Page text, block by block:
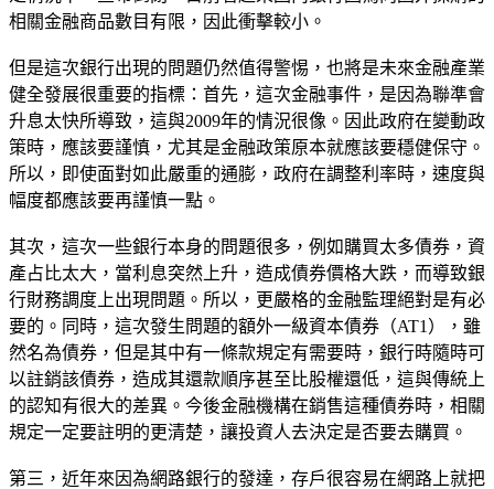
相關金融商品數目有限，因此衝擊較小。
但是這次銀行出現的問題仍然值得警惕，也將是未來金融產業
健全發展很重要的指標：首先，這次金融事件，是因為聯準會
升息太快所導致，這與2009年的情況很像。因此政府在變動政
策時，應該要謹慎，尤其是金融政策原本就應該要穩健保守。
所以，即使面對如此嚴重的通膨，政府在調整利率時，速度與
幅度都應該要再謹慎一點。
其次，這次一些銀行本身的問題很多，例如購買太多債券，資
產占比太大，當利息突然上升，造成債券價格大跌，而導致銀
行財務調度上出現問題。所以，更嚴格的金融監理絕對是有必
要的。同時，這次發生問題的額外一級資本債券（AT1），雖
然名為債券，但是其中有一條款規定有需要時，銀行時隨時可
以註銷該債券，造成其還款順序甚至比股權還低，這與傳統上
的認知有很大的差異。今後金融機構在銷售這種債券時，相關
規定一定要註明的更清楚，讓投資人去決定是否要去購買。
第三，近年來因為網路銀行的發達，存戶很容易在網路上就把